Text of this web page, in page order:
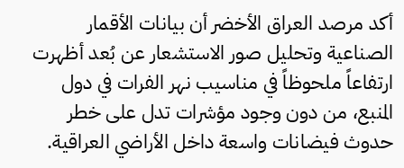
أكد مرصد العراق الأخضر أن بيانات الأقمار
الصناعية وتحليل صور الاستشعار عن بُعد أظهرت
ارتفاعاً ملحوظاً في مناسيب نهر الفرات في دول
المنبع، من دون وجود مؤشرات تدل على خطر
حدوث فيضانات واسعة داخل الأراضي العراقية.